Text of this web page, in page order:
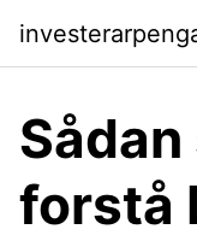
forstå